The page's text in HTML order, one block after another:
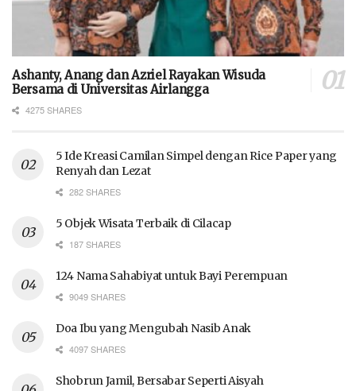
Ashanty, Anang dan Azriel Rayakan Wisuda
Bersama di Universitas Airlangga
4275 SHARES
5 Ide Kreasi Camilan Simpel dengan Rice Paper yang
Renyah dan Lezat
282 SHARES
5 Objek Wisata Terbaik di Cilacap
187 SHARES
124 Nama Sahabiyat untuk Bayi Perempuan
9049 SHARES
Doa Ibu yang Mengubah Nasib Anak
4097 SHARES
Shobrun Jamil, Bersabar Seperti Aisyah